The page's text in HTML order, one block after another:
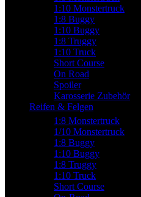
1:10 Monstertruck
1:8 Buggy
1:10 Buggy
1:8 Truggy
1:10 Truck
Short Course
On Road
Spoiler
Karosserie Zubehör
Reifen & Felgen
1:8 Monstertruck
1/10 Monstertruck
1:8 Buggy
1:10 Buggy
1:8 Truggy
1:10 Truck
Short Course